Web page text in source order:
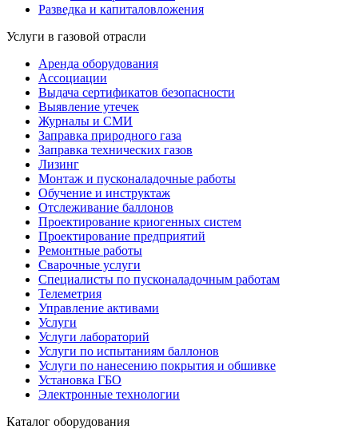
Разведка и капиталовложения
Услуги в газовой отрасли
Аренда оборудования
Ассоциации
Выдача сертификатов безопасности
Выявление утечек
Журналы и СМИ
Заправка природного газа
Заправка технических газов
Лизинг
Монтаж и пусконаладочные работы
Обучение и инструктаж
Отслеживание баллонов
Проектирование криогенных систем
Проектирование предприятий
Ремонтные работы
Сварочные услуги
Специалисты по пусконаладочным работам
Телеметрия
Управление активами
Услуги
Услуги лабораторий
Услуги по испытаниям баллонов
Услуги по нанесению покрытия и обшивке
Установка ГБО
Электронные технологии
Каталог оборудования